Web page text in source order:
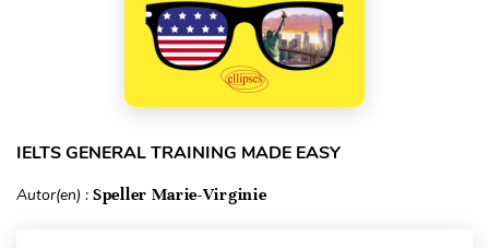
IELTS GENERAL TRAINING MADE EASY
Autor(en) : Speller Marie-Virginie